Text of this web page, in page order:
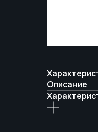
Описание